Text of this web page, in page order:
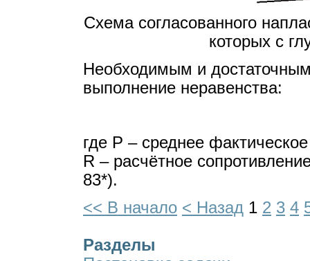
Схема согласованного
которых с
Необходимым и
выполнение неравенства:
где Р – среднее
R – расчётное
83*).
<< В начало < Назад 1 2 3 4
Разделы